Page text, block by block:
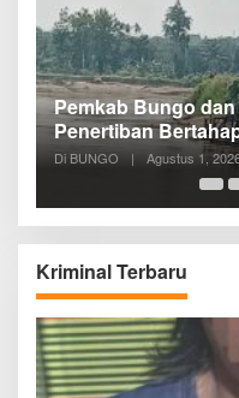
Pemkab Bungo
Penertiban
Perhatian Dari
Di BUNGO | Agustus 1,
Kriminal Terbaru